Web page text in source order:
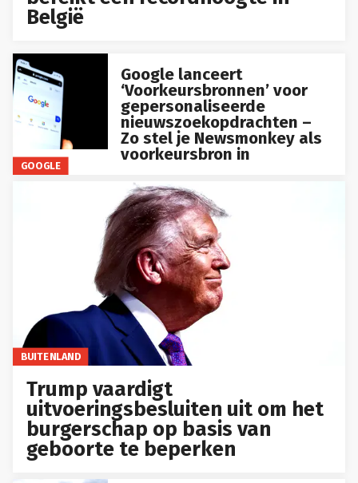
België
GOOGLE
Google lanceert
‘Voorkeursbronnen’ voor
gepersonaliseerde
nieuwszoekopdrachten –
Zo stel je Newsmonkey als
voorkeursbron in
BUITENLAND
Trump vaardigt
uitvoeringsbesluiten uit om het
burgerschap op basis van
geboorte te beperken